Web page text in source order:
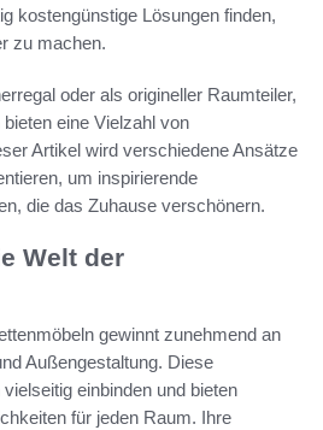
kostengünstige Lösungen finden,
zu machen.
oder als origineller Raumteiler,
bieten eine Vielzahl von
Artikel wird verschiedene Ansätze
um inspirierende
die das Zuhause verschönern.
Welt der
gewinnt zunehmend an
Außengestaltung. Diese
einbinden und bieten
für jeden Raum. Ihre